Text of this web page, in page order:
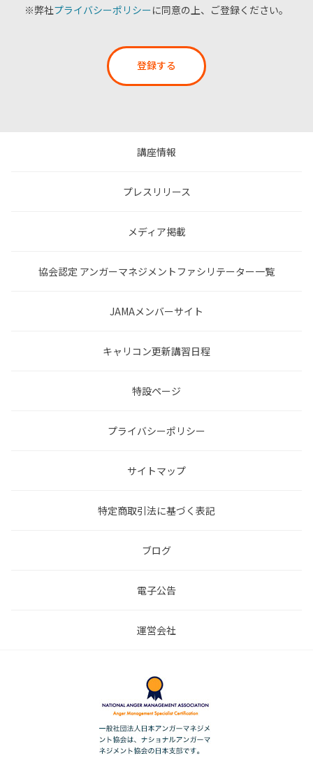
※弊社プライバシーポリシーに同意の上、ご登録ください。
登録する
講座情報
プレスリリース
メディア掲載
協会認定 アンガーマネジメントファシリテーター一覧
JAMAメンバーサイト
キャリコン更新講習日程
特設ページ
プライバシーポリシー
サイトマップ
特定商取引法に基づく表記
ブログ
電子公告
運営会社